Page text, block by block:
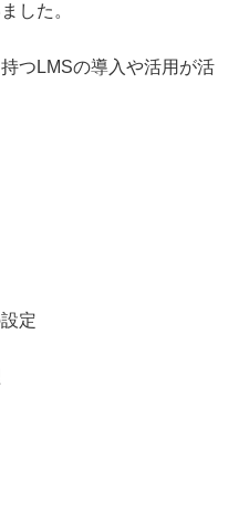
した。
つ LMSの導入や活用が活
定